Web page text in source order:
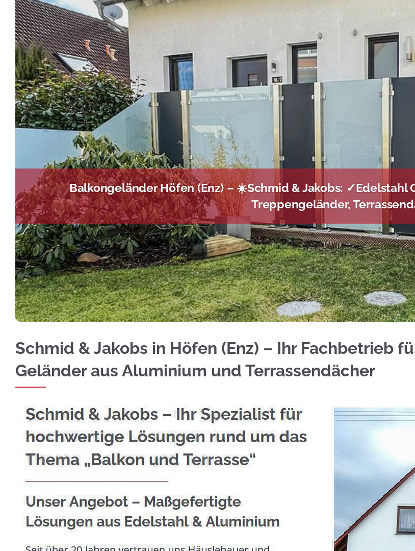
Balkongeländer Höfen (Enz) – ☀️Schmid & Jakobs: ✓Edelstahl
Treppengeländer,
Entscheiden Sie sich für Edelstahl Balkongeländer für Höfen (Enz) bei ☀️Schmid &
Schmid & Jakobs in Höfen (Enz) – Ihr Fachbetrieb
Geländer aus Aluminium und Terrassendächer